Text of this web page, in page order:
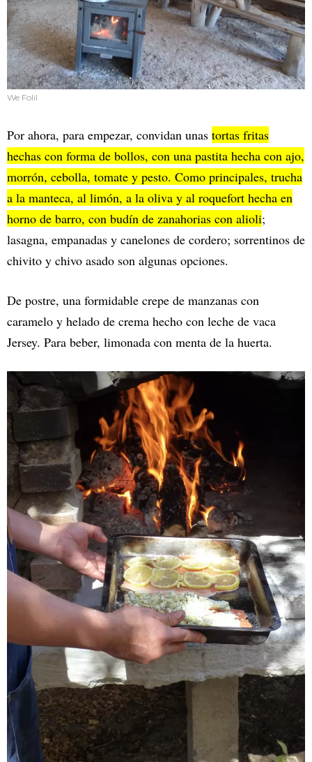
We Folil
Por ahora, para empezar, convidan unas tortas fritas
hechas con forma de bollos, con una pastita hecha con ajo,
morrón, cebolla, tomate y pesto. Como principales, trucha
a la manteca, al limón, a la oliva y al roquefort hecha en
horno de barro, con budín de zanahorias con alioli;
lasagna, empanadas y canelones de cordero; sorrentinos de
chivito y chivo asado son algunas opciones.
De postre, una formidable crepe de manzanas con
caramelo y helado de crema hecho con leche de vaca
Jersey. Para beber, limonada con menta de la huerta.